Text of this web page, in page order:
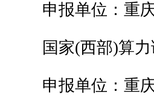
申报单位：重庆
国家(西部)算力
申报单位：重庆